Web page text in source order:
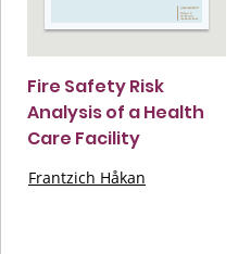
Fire Safety Risk
Analysis of a Health
Care Facility
Frantzich Håkan